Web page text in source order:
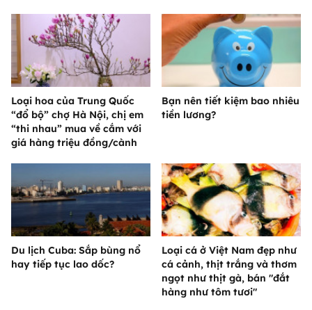
Loại hoa của Trung Quốc
“đổ bộ” chợ Hà Nội, chị em
“thi nhau” mua về cắm với
giá hàng triệu đồng/cành
Bạn nên tiết kiệm bao nhiêu
tiền lương?
Du lịch Cuba: Sắp bùng nổ
hay tiếp tục lao dốc?
Loại cá ở Việt Nam đẹp như
cá cảnh, thịt trắng và thơm
ngọt như thịt gà, bán "đắt
hàng như tôm tươi"